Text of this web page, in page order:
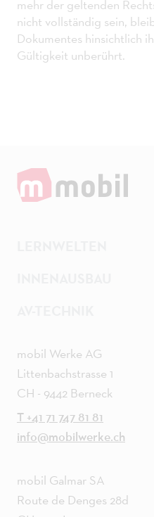
mehr der geltenden
nicht vollständig sein,
Dokumentes hinsichtlich
Gültigkeit unberührt.
mobil Werke AG
Littenbachstrasse 1
CH - 9442 Berneck
T +41 71 747 81 81
info@mobilwerke.ch
mobil Galmar SA
Route de Denges 28d